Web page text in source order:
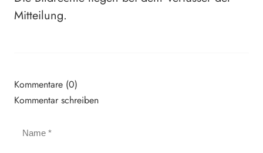
Mitteilung.
Kommentare (0)
Kommentar schreiben